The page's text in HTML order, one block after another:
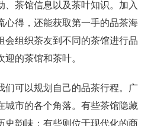
、茶馆信息以及茶叶知识。加入
心得，还能获取第一手的品茶海
会组织茶友到不同的茶馆进行品
的茶馆和茶叶。
们可以规划自己的品茶行程。广
城市的各个角落。有些茶馆隐藏
史韵味；有些则位于现代化的商